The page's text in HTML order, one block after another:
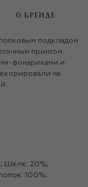
О БРЕНДЕ
подкладом
принтом.
фонариками и
на
100%;